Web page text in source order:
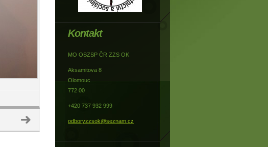
Kontakt
MO OSZSP ČR ZZS OK
Aksamitova 8
Olomouc
772 00
+420 737 932 999
odboryzzsok@seznam.cz